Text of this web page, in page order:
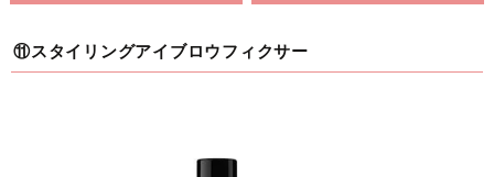
⑪スタイリングアイブロウフィクサー